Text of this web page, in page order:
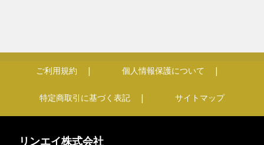
ご利用規約 個人情報保護について
特定商取引に基づく表記 サイトマップ
リンエイ株式会社